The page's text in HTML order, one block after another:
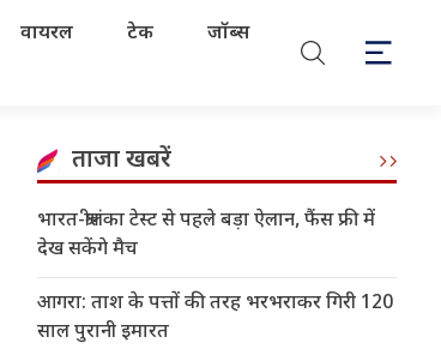
वायरल टेक जॉब्स
ताजा खबरें
भारत-श्रीलंका टेस्ट से पहले बड़ा ऐलान, फैंस फ्री में
देख सकेंगे मैच
आगरा: ताश के पत्तों की तरह भरभराकर गिरी 120
साल पुरानी इमारत